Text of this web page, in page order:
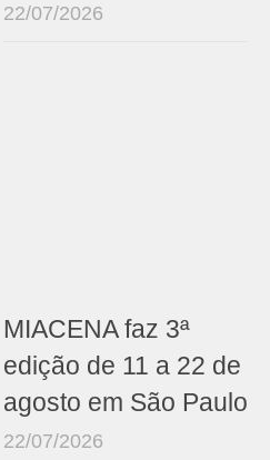
22/07/2026
MIACENA faz 3ª
edição de 11 a 22 de
agosto em São Paulo
22/07/2026